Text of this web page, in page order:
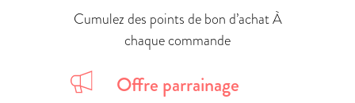
Cumulez des points de bon d’achat À
chaque commande
Offre parrainage